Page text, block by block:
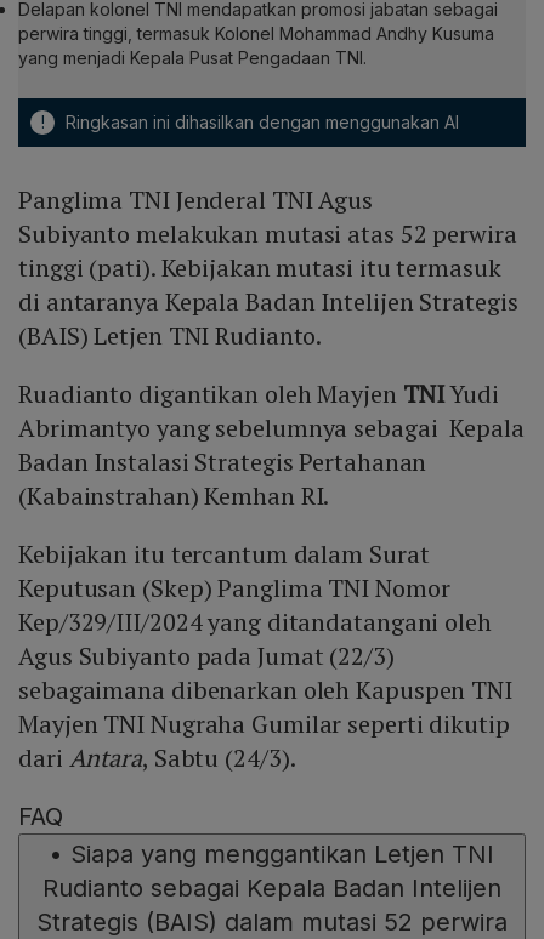
Delapan kolonel TNI mendapatkan promosi jabatan sebagai
perwira tinggi, termasuk Kolonel Mohammad Andhy Kusuma
yang menjadi Kepala Pusat Pengadaan TNI.
! Ringkasan ini dihasilkan dengan menggunakan AI
Panglima TNI Jenderal TNI Agus
Subiyanto melakukan mutasi atas 52 perwira
tinggi (pati). Kebijakan mutasi itu termasuk
di antaranya Kepala Badan Intelijen Strategis
(BAIS) Letjen TNI Rudianto.
Ruadianto digantikan oleh Mayjen TNIYudi
Abrimantyo yang sebelumnya sebagai Kepala
Badan Instalasi Strategis Pertahanan
(Kabainstrahan) Kemhan RI.
Kebijakan itu tercantum dalam Surat
Keputusan (Skep) Panglima TNI Nomor
Kep/329/III/2024 yang ditandatangani oleh
Agus Subiyanto pada Jumat (22/3)
sebagaimana dibenarkan oleh Kapuspen TNI
Mayjen TNI Nugraha Gumilar seperti dikutip
dari Antara, Sabtu (24/3).
FAQ
• Siapa yang menggantikan Letjen TNI
Rudianto sebagai Kepala Badan Intelijen
Strategis (BAIS) dalam mutasi 52 perwira